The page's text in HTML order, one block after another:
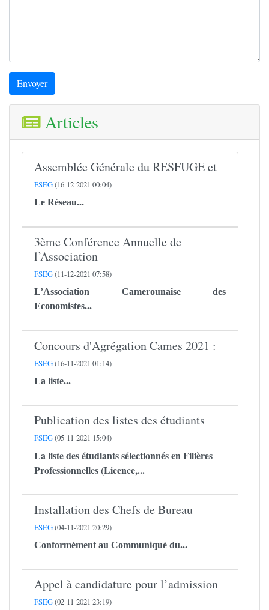
Envoyer
Articles
Assemblée Générale du RESFUGE et
FSEG(16-12-2021 00:04)
Le Réseau...
3ème Conférence Annuelle de
l’Association
FSEG(11-12-2021 07:58)
L’Association Camerounaise des
Economistes...
Concours d'Agrégation Cames 2021 :
FSEG(16-11-2021 01:14)
La liste...
Publication des listes des étudiants
FSEG(05-11-2021 15:04)
La liste des étudiants sélectionnés en Filières
Professionnelles (Licence,...
Installation des Chefs de Bureau
FSEG(04-11-2021 20:29)
Conformément au Communiqué du...
Appel à candidature pour l’admission
FSEG(02-11-2021 23:19)